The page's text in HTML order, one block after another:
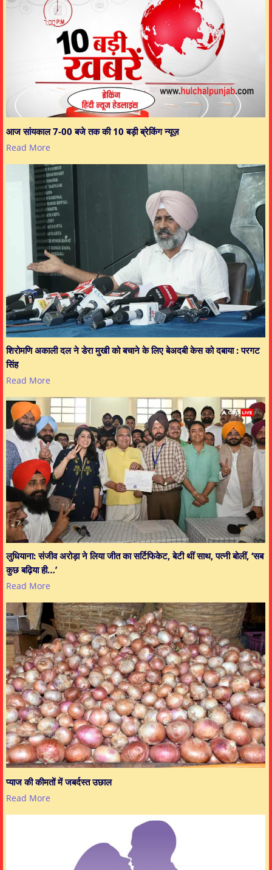
आज सांयकाल 7-00 बजे तक की 10 बड़ी ब्रेकिंग न्यूज़
Read More
शिरोमणि अकाली दल ने डेरा मुखी को बचाने के लिए बेअदबी केस को दबाया : परगट
सिंह
Read More
लुधियाना: संजीव अरोड़ा ने लिया जीत का सर्टिफिकेट, बेटी थीं साथ, पत्नी बोलीं, ‘सब
कुछ बढ़िया ही…’
Read More
प्याज की कीमतों में जबर्दस्त उछाल
Read More